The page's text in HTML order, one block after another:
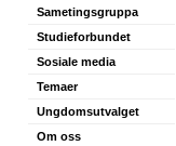
Sametingsgruppa
Studieforbundet
Sosiale media
Temaer
Ungdomsutvalget
Om oss